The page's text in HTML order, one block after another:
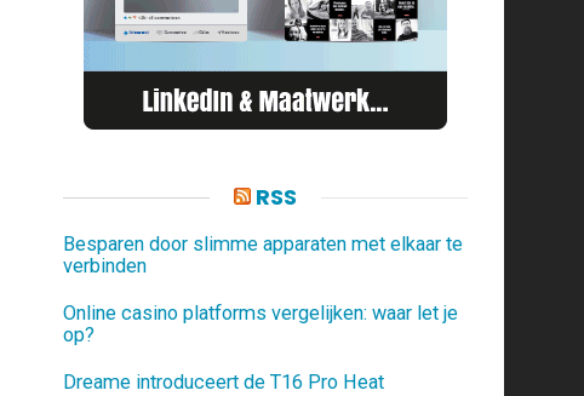
RSS
Besparen door slimme apparaten met elkaar te
verbinden
Online casino platforms vergelijken: waar let je
op?
Dreame introduceert de T16 Pro Heat